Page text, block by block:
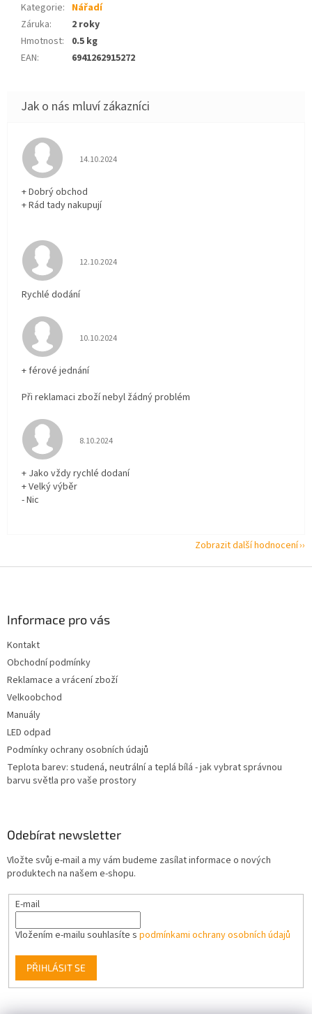
Kategorie: Nářadí
Záruka:
2 roky
Hmotnost:
0.5 kg
EAN: 6941262915272
Hodnocení obchodu je 5 z 5 hvězdiček.
14.10.2024
+ Dobrý obchod
+ Rád tady nakupují
Hodnocení obchodu je 5 z 5 hvězdiček.
12.10.2024
Rychlé dodání
Hodnocení obchodu je 5 z 5 hvězdiček.
10.10.2024
+ férové jednání
Při reklamaci zboží nebyl žádný problém
Hodnocení obchodu je 5 z 5 hvězdiček.
8.10.2024
+ Jako vždy rychlé dodaní
+ Velký výběr
- Nic
Zobrazit další hodnocení
Informace pro vás
Kontakt
Obchodní podmínky
Reklamace a vrácení zboží
Velkoobchod
Manuály
LED odpad
Podmínky ochrany osobních údajů
Teplota barev: studená, neutrální a teplá bílá - jak vybrat správnou
barvu světla pro vaše prostory
Odebírat newsletter
Vložte svůj e-mail a my vám budeme zasílat informace o nových
produktech na našem e-shopu.
E-mail
Vložením e-mailu souhlasíte s podmínkami ochrany osobních údajů
PŘIHLÁSIT SE